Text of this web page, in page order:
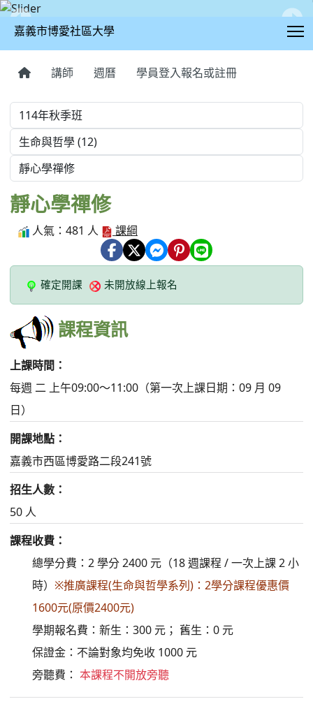
嘉義市博愛社區大學
講師 週曆 學員登入報名或註冊
學期
學程
課程
靜心學禪修
人氣：481 人 課綱
確定開課 未開放線上報名
課程資訊
上課時間：
每週 二 上午09:00～11:00（第一次上課日期：09 月 09
日）
開課地點：
嘉義市西區博愛路二段241號
招生人數：
50 人
課程收費：
總學分費：2 學分 2400 元（18 週課程 / 一次上課 2 小
時） ※推廣課程(生命與哲學系列)：2學分課程優惠價
1600元(原價2400元)
學期報名費：新生：300 元； 舊生：0 元
保證金：不論對象均免收 1000 元
旁聽費： 本課程不開放旁聽